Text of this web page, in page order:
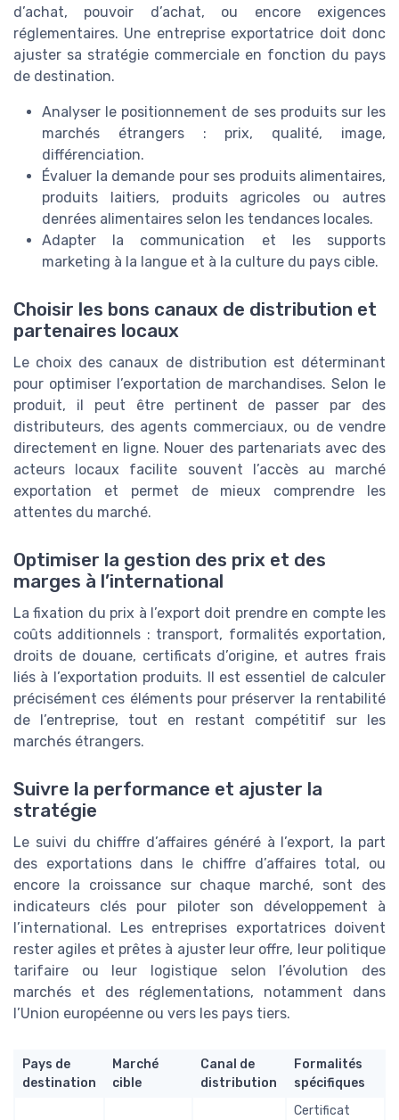
d’achat, pouvoir d’achat, ou encore exigences
réglementaires. Une entreprise exportatrice doit donc
ajuster sa stratégie commerciale en fonction du pays
de destination.
Analyser le positionnement de ses produits sur les
marchés étrangers : prix, qualité, image,
différenciation.
Évaluer la demande pour ses produits alimentaires,
produits laitiers, produits agricoles ou autres
denrées alimentaires selon les tendances locales.
Adapter la communication et les supports
marketing à la langue et à la culture du pays cible.
Choisir les bons canaux de distribution et
partenaires locaux
Le choix des canaux de distribution est déterminant
pour optimiser l’exportation de marchandises. Selon le
produit, il peut être pertinent de passer par des
distributeurs, des agents commerciaux, ou de vendre
directement en ligne. Nouer des partenariats avec des
acteurs locaux facilite souvent l’accès au marché
exportation et permet de mieux comprendre les
attentes du marché.
Optimiser la gestion des prix et des
marges à l’international
La fixation du prix à l’export doit prendre en compte les
coûts additionnels : transport, formalités exportation,
droits de douane, certificats d’origine, et autres frais
liés à l’exportation produits. Il est essentiel de calculer
précisément ces éléments pour préserver la rentabilité
de l’entreprise, tout en restant compétitif sur les
marchés étrangers.
Suivre la performance et ajuster la
stratégie
Le suivi du chiffre d’affaires généré à l’export, la part
des exportations dans le chiffre d’affaires total, ou
encore la croissance sur chaque marché, sont des
indicateurs clés pour piloter son développement à
l’international. Les entreprises exportatrices doivent
rester agiles et prêtes à ajuster leur offre, leur politique
tarifaire ou leur logistique selon l’évolution des
marchés et des réglementations, notamment dans
l’Union européenne ou vers les pays tiers.
Pays de
destination
Marché
cible
Canal de
distribution
Formalités
spécifiques
Certificat